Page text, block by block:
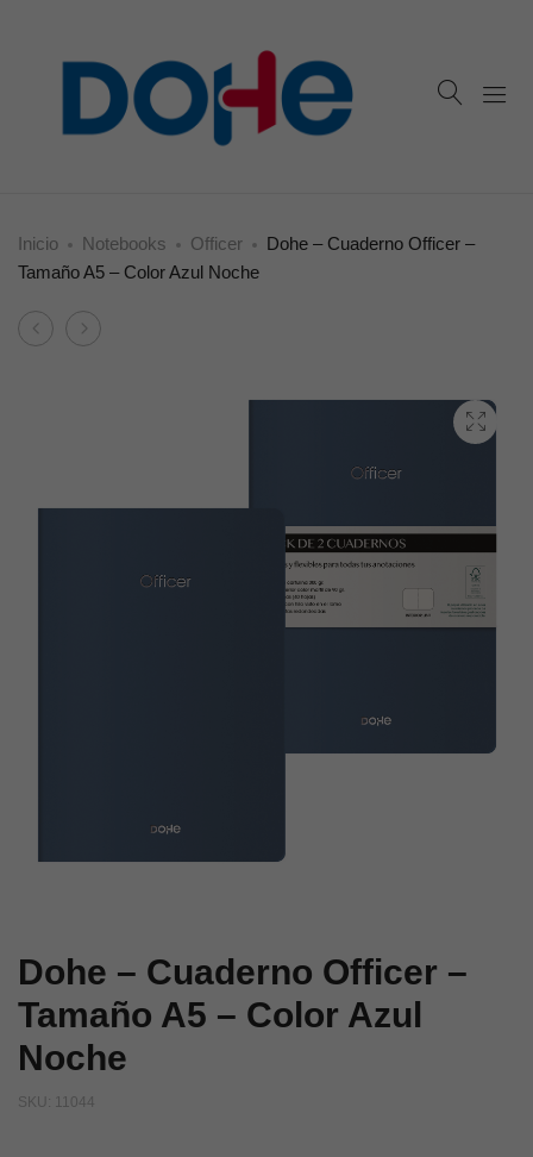
Inicio Notebooks Officer
Dohe – Cuaderno Officer –
Tamaño A5 – Color Azul Noche
Product
Dohe
Tamaño
Dohe
Tamaño
Dohe – Cuaderno Officer –
Tamaño A5 – Color Azul
Noche
SKU: 11044